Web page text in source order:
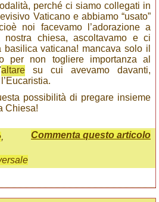
perché ci siamo collegati in
Vaticano e abbiamo “usato”
noi facevamo l’adorazione a
nostra chiesa, ascoltavamo e ci
basilica vaticana! mancava solo il
per non togliere importanza al
altare su cui avevamo davanti,
possibilità di pregare insieme
Chiesa!
Commenta questo articolo
,